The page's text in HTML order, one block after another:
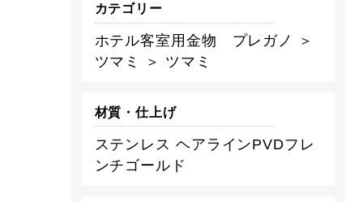
カテゴリー
ホテル客室用金物 プレガノ ＞
ツマミ ＞ ツマミ
材質・仕上げ
ステンレス ヘアラインPVDフレ
ンチゴールド